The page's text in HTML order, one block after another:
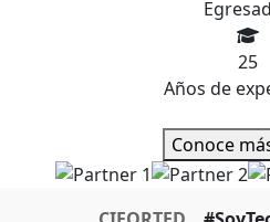
25
Años de
Conoce